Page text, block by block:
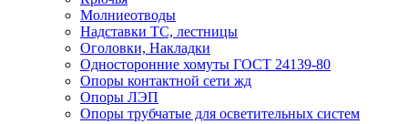
Молниеотводы
Надставки ТС, лестницы
Оголовки, Накладки
Односторонние хомуты ГОСТ 24139-80
Опоры контактной сети жд
Опоры ЛЭП
Опоры трубчатые для осветительных систем